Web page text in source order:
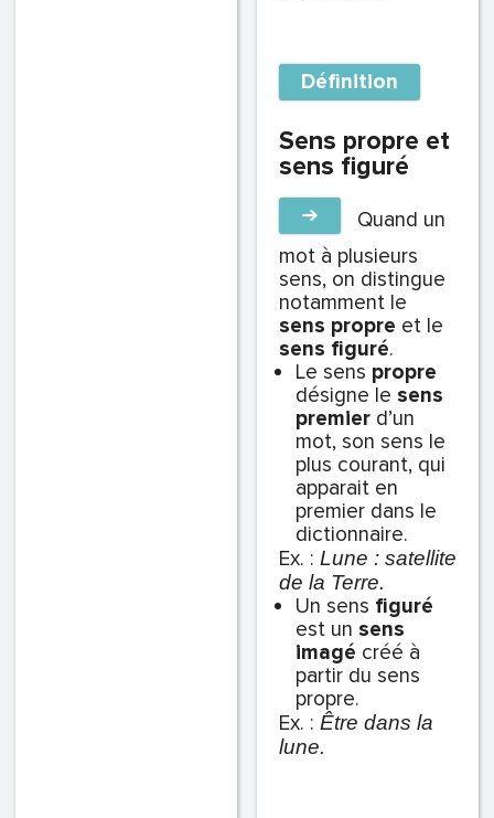
Définition
Sens propre et
sens figuré
➔
Quand un
mot à plusieurs
sens, on distingue
notamment le
sens propre et le
sens figuré.
Le sens propre
désigne le sens
premier d’un
mot, son sens le
plus courant, qui
apparait en
premier dans le
dictionnaire.
Ex. : Lune : satellite
de la Terre.
Un sens figuré
est un sens
imagé créé à
partir du sens
propre.
Ex. : Être dans la
lune.